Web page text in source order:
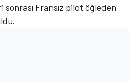
Fransız pilot öğleden